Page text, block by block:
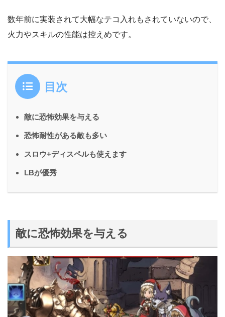
数年前に実装されて大幅なテコ入れもされていないので、
火力やスキルの性能は控えめです。
目次
敵に恐怖効果を与える
恐怖耐性がある敵も多い
スロウ+ディスペルも使えます
LBが優秀
敵に恐怖効果を与える